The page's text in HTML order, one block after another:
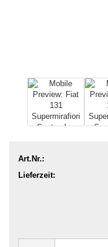
Art.Nr.:
Lieferzeit: